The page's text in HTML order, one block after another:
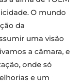
O mundo
da
uma visão
a câmara, e
onde só
e um